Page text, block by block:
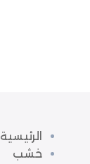
الرئيسية
خشب